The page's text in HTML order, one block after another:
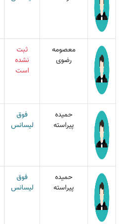
معصومه
رضوی
ثبت
نشده
است
حمیده
پیراسته
فوق
لیسانس
حمیده
پیراسته
فوق
لیسانس